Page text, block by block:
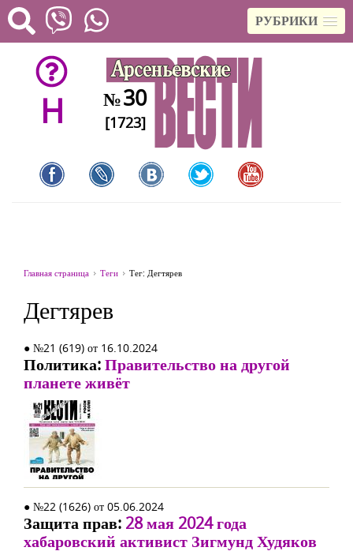
РУБРИКИ
H №30
[1723]
Главная страница Теги Тег: Дегтярев
Дегтярев
● №21 (619) от 16.10.2024
Политика:Правительство на другой
планете живёт
● №22 (1626) от 05.06.2024
Защита прав: 28 мая 2024 года
хабаровский активист Зигмунд Худяков